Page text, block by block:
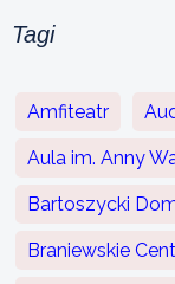
Tagi
Amfiteatr
Aula im. Anny
Bartoszycki
Braniewskie